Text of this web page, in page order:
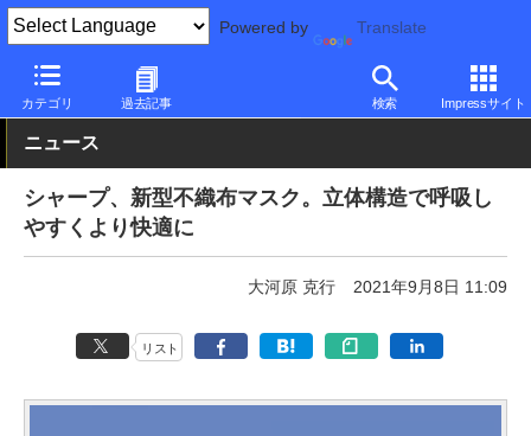
Powered by Translate
カテゴリ 過去記事 検索 Impressサイト
PC Watch 市場 動向
ニュース
シャープ、新型不織布マスク。立体構造で呼吸し
やすくより快適に
大河原 克行 2021年9月8日 11:09
リスト